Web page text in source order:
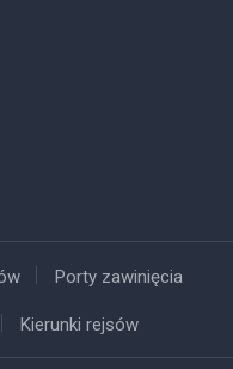
Porty zawinięcia
Kierunki rejsów